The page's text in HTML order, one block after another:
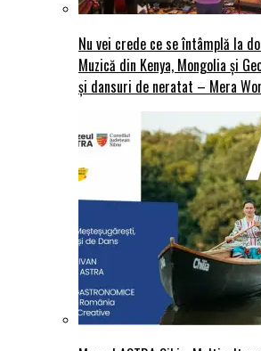
Nu vei crede ce se întâmplă la
Muzică din Kenya, Mongolia și
și dansuri de neratat – Mera